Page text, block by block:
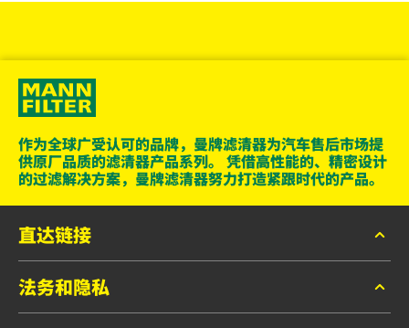
作为全球广受认可的品牌，曼牌滤清器为汽车售后市场提
供原厂品质的滤清器产品系列。 凭借高性能的、精密设计
的过滤解决方案，曼牌滤清器努力打造紧跟时代的产品。
直达链接
目录
联系
法务和隐私